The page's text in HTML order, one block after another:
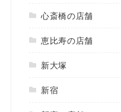
心斎橋の店舗
恵比寿の店舗
新大塚
新宿